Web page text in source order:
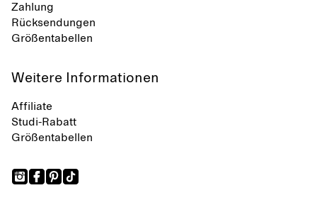
Zahlung
Rücksendungen
Größentabellen
Weitere Informationen
Affiliate
Studi-Rabatt
Größentabellen